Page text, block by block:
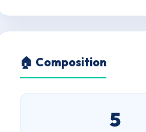
🏠 Composition
5